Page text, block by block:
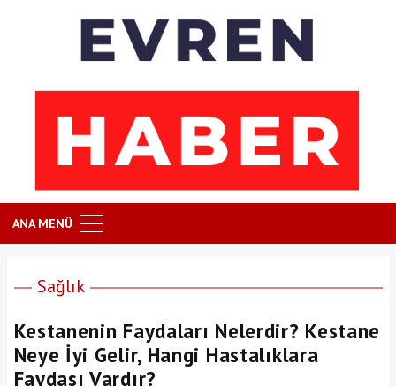
ANA MENÜ
Sağlık
Kestanenin Faydaları Nelerdir? Kestane
Neye İyi Gelir, Hangi Hastalıklara
Faydası Vardır?